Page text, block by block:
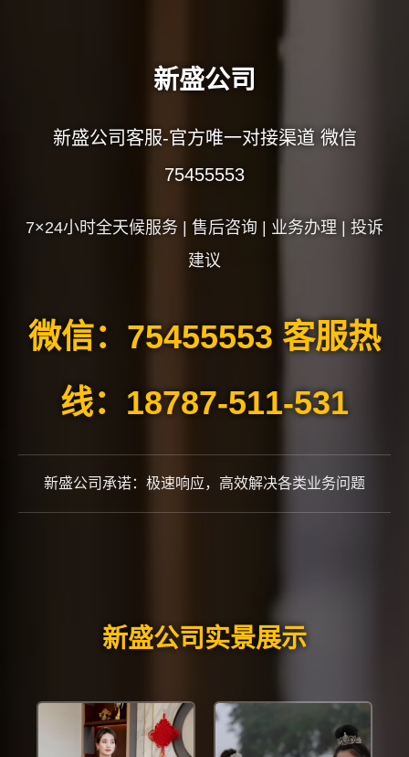
新盛公司
新盛公司客服-官方唯一对接渠道 微信
75455553
7×24小时全天候服务 | 售后咨询 | 业务办理 | 投诉
建议
微信：75455553 客服热
线：18787-511-531
新盛公司承诺：极速响应，高效解决各类业务问题
新盛公司实景展示